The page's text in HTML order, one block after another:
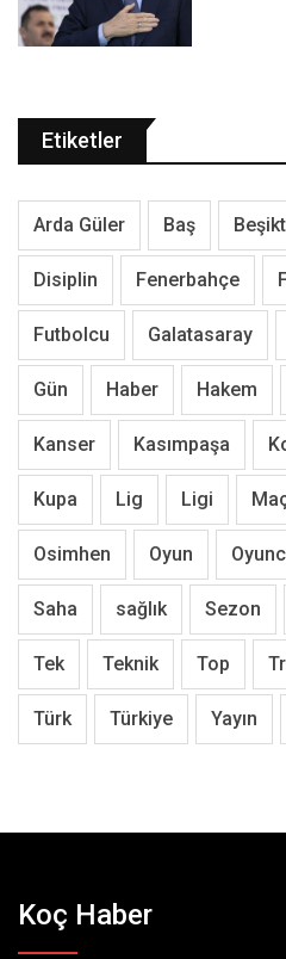
Etiketler
Arda Güler Baş
Disiplin Fenerbahçe
Futbolcu Galatasaray
Gün Haber Hakem
Kanser Kasımpaşa
Kupa Lig Ligi
Osimhen Oyun
Saha sağlık Sezon
Tek Teknik Top
Türk Türkiye Yayın
Koç Haber